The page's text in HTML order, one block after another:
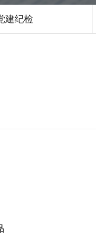
建纪检